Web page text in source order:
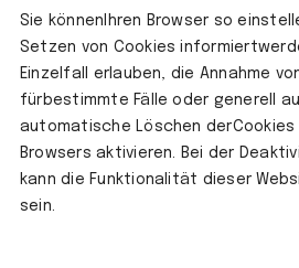
Sie könnenIhren Browser so
Setzen von Cookies
Einzelfall erlauben, die Annahme
fürbestimmte Fälle oder generell
automatische Löschen derCookies
Browsers aktivieren. Bei der
kann die Funktionalität dieser
sein.